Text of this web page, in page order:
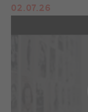
02.07.26